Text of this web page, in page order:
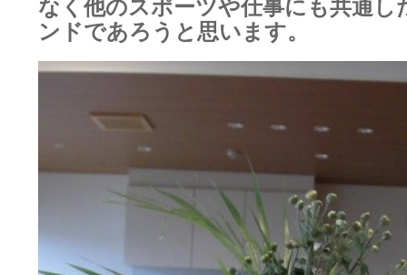
なく他のスポーツや仕事にも共通し
ンドであろうと思います。